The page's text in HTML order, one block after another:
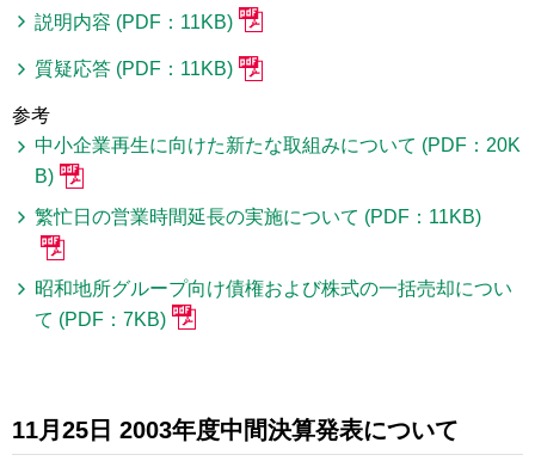
説明内容 (PDF：11KB)
質疑応答 (PDF：11KB)
参考
中小企業再生に向けた新たな取組みについて (PDF：20K
B)
繁忙日の営業時間延長の実施について (PDF：11KB)
昭和地所グループ向け債権および株式の一括売却につい
て (PDF：7KB)
11月25日 2003年度中間決算発表について